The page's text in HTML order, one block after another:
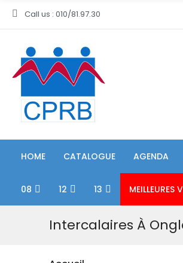
Call us : 010/81.97.30
HOME CATALOGUE AGENDA
08 12 13 MEILLEURES
Intercalaires À